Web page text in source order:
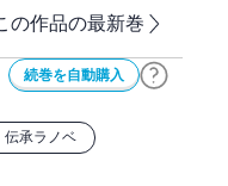
の作品の最新巻
続巻を自動購入
伝承ラノベ